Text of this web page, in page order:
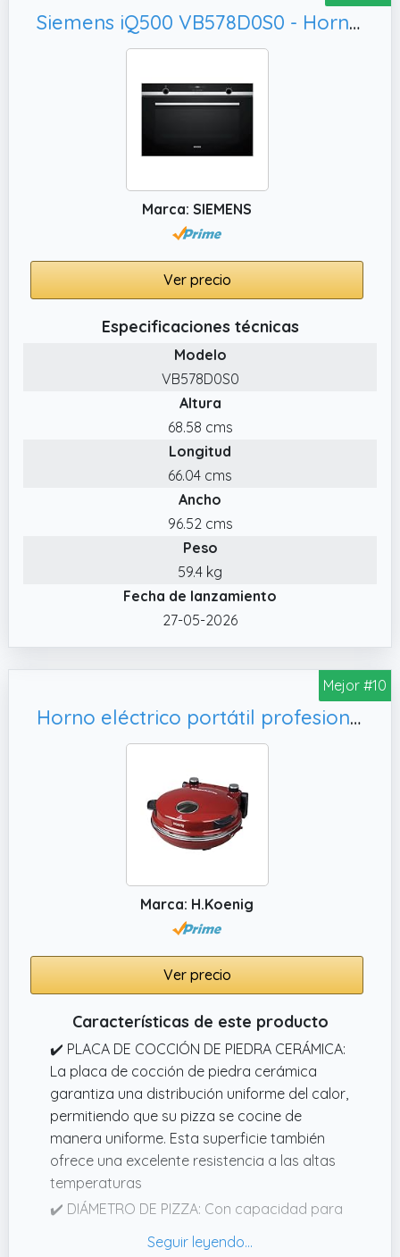
permite ajustar fácilmente la temperatura de
✔️ Diseño que ahorra espacio. : Diseñada con
espacio en su encimera.
Siemens iQ500 VB578D0S0 - Horno (Grande, 280 °C)
Marca: SIEMENS
Ver precio
Especificaciones técnicas
Modelo
VB578D0S0
Altura
68.58 cms
Longitud
66.04 cms
Ancho
96.52 cms
Peso
59.4 kg
Fecha de lanzamiento
27-05-2026
Mejor #10
Horno eléctrico portátil profesional para pizza NAPL350 de H.Koenig, rodillo y pala de madera
Marca: H.Koenig
Ver precio
Características de este producto
✔️ PLACA DE COCCIÓN DE PIEDRA CERÁMICA:
La placa de cocción de piedra cerámica
garantiza una distribución uniforme del calor,
permitiendo que su pizza se cocine de
manera uniforme. Esta superficie también
ofrece una excelente resistencia a las altas
temperaturas
✔️ DIÁMETRO DE PIZZA: Con capacidad para
este horno para pizzas es ideal para